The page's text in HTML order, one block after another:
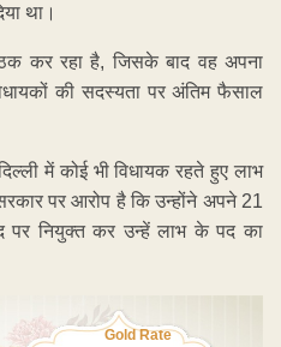
था।
कर रहा है, जिसके बाद वह अपना
की सदस्यता पर अंतिम फैसाल
में कोई भी विधायक रहते हुए लाभ
पर आरोप है कि उन्होंने अपने 21
पर नियुक्त कर उन्हें लाभ के पद का
Gold Rate